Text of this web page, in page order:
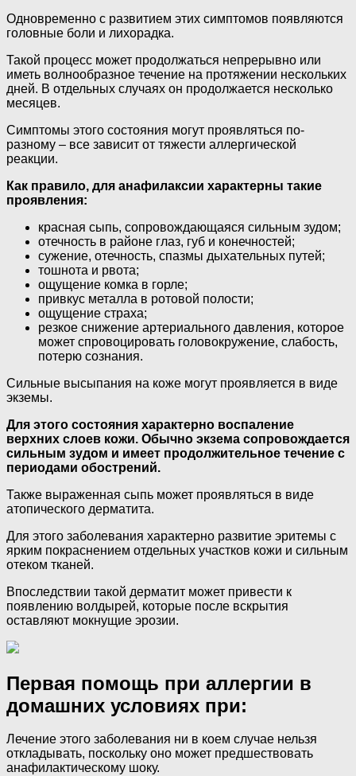
Одновременно с развитием этих симптомов появляются
головные боли и лихорадка.
Такой процесс может продолжаться непрерывно или
иметь волнообразное течение на протяжении нескольких
дней. В отдельных случаях он продолжается несколько
месяцев.
Симптомы этого состояния могут проявляться по-
разному – все зависит от тяжести аллергической
реакции.
Как правило, для анафилаксии характерны такие
проявления:
красная сыпь, сопровождающаяся сильным зудом;
отечность в районе глаз, губ и конечностей;
сужение, отечность, спазмы дыхательных путей;
тошнота и рвота;
ощущение комка в горле;
привкус металла в ротовой полости;
ощущение страха;
резкое снижение артериального давления, которое
может спровоцировать головокружение, слабость,
потерю сознания.
Сильные высыпания на коже могут проявляется в виде
экземы.
Для этого состояния характерно воспаление
верхних слоев кожи. Обычно экзема сопровождается
сильным зудом и имеет продолжительное течение с
периодами обострений.
Также выраженная сыпь может проявляться в виде
атопического дерматита.
Для этого заболевания характерно развитие эритемы с
ярким покраснением отдельных участков кожи и сильным
отеком тканей.
Впоследствии такой дерматит может привести к
появлению волдырей, которые после вскрытия
оставляют мокнущие эрозии.
Первая помощь при аллергии в
домашних условиях при:
Лечение этого заболевания ни в коем случае нельзя
откладывать, поскольку оно может предшествовать
анафилактическому шоку.